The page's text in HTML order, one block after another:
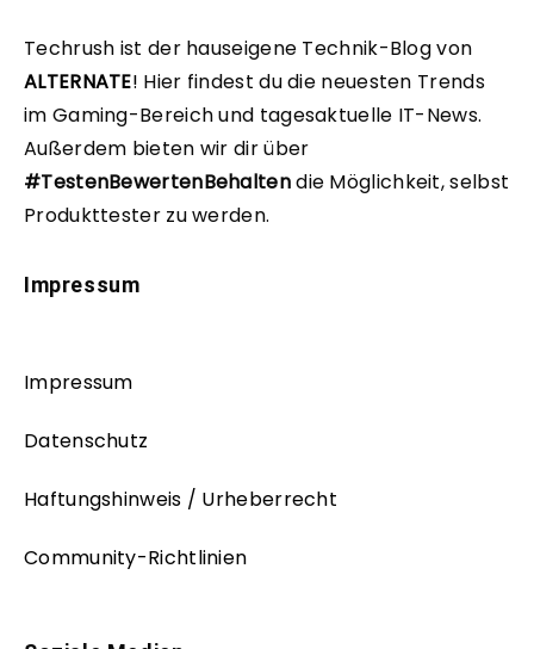
Techrush ist der hauseigene Technik-Blog von
ALTERNATE! Hier findest du die neuesten Trends
im Gaming-Bereich und tagesaktuelle IT-News.
Außerdem bieten wir dir über
#TestenBewertenBehaltendie Möglichkeit, selbst
Produkttester zu werden.
Impressum
Impressum
Datenschutz
Haftungshinweis / Urheberrecht
Community-Richtlinien